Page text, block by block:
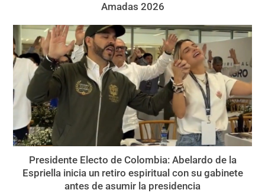
Amadas 2026
Presidente Electo de Colombia: Abelardo de la
Espriella inicia un retiro espiritual con su gabinete
antes de asumir la presidencia